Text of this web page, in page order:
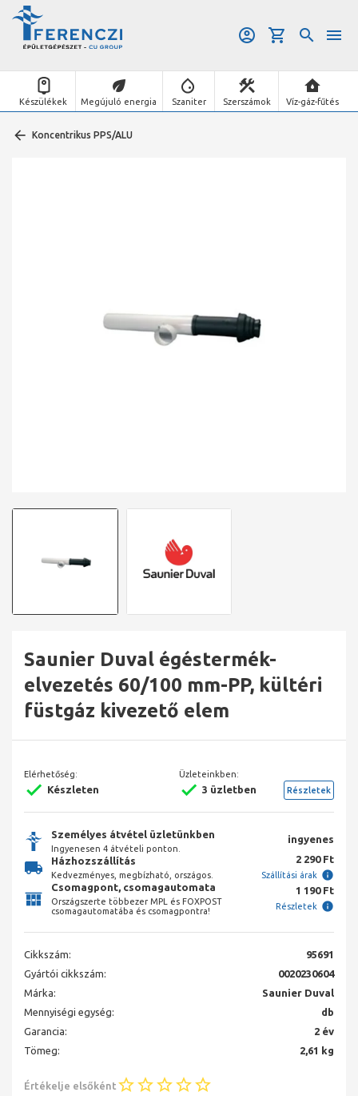
Készülékek Megújuló energia Szaniter Szerszámok Víz-gáz-fűtés
Koncentrikus PPS/ALU
Saunier Duval égéstermék-
elvezetés 60/100 mm-PP, kültéri
füstgáz kivezető elem
Elérhetőség:
Készleten
Üzleteinkben:
3 üzletben Részletek
Személyes átvétel üzletünkben
Ingyenesen 4 átvételi ponton.
ingyenes
Házhozszállítás
Kedvezményes, megbízható, országos.
2 290 Ft
Szállítási árak
Csomagpont, csomagautomata
Országszerte többezer MPL és FOXPOST
csomagautomatába és csomagpontra!
1 190 Ft
Részletek
Cikkszám:
95691
Gyártói cikkszám:
0020230604
Márka:
Saunier Duval
Mennyiségi egység:
db
Garancia:
2 év
Tömeg:
2,61 kg
Értékelje elsőként